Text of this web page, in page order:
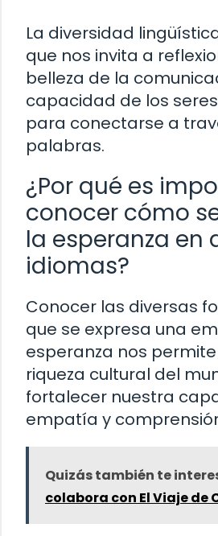
La diversidad
que nos invita a
belleza de la
capacidad de los
para conectarse a
palabras.
¿Por qué es
conocer cómo
la esperanza en
idiomas?
Conocer las diversas
que se expresa una
esperanza nos
riqueza cultural del
fortalecer nuestra
empatía y
Quizás también te
colabora con El Viaje de